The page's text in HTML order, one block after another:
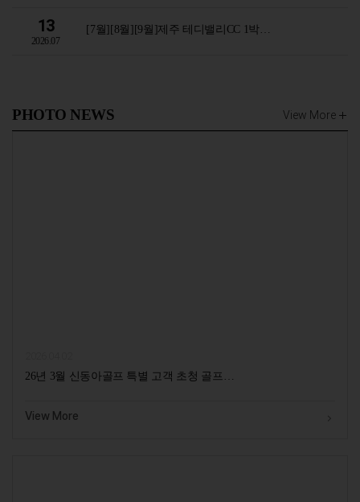
13
2026.07
[7월][8월][9월]제주 테디밸리CC 1박…
PHOTO NEWS View More
26년 3월 신동아골프 특별 고객 초청 골프…
View More